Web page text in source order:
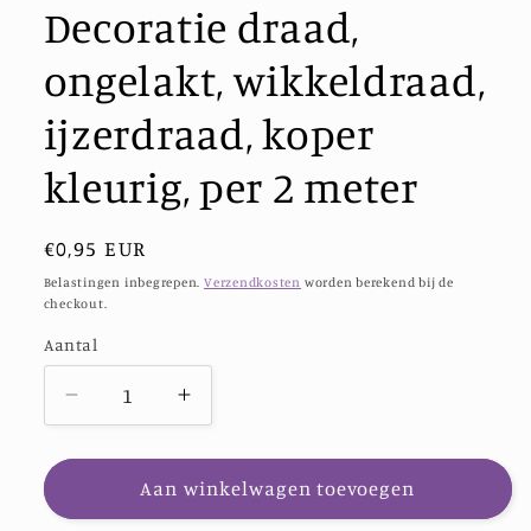
Decoratie draad,
ongelakt, wikkeldraad,
ijzerdraad, koper
kleurig, per 2 meter
Normale
prijs
€0,95 EUR
Belastingen inbegrepen. Verzendkosten worden berekend bij de
checkout.
Aantal
Aantal
Aantal
verlagen
voor
Decoratie
draad,
Aantal
verhogen
voor
Decoratie
draad,
Aan winkelwagen toevoegen